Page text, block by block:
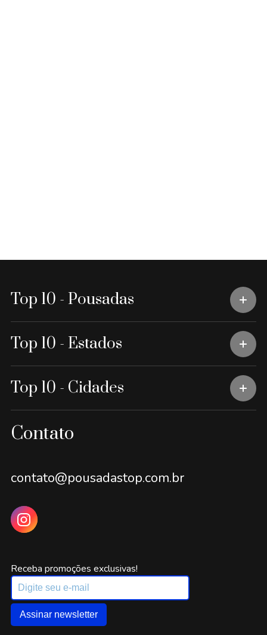
Top 10 - Pousadas
Top 10 - Estados
Top 10 - Cidades
Contato
contato@pousadastop.com.br
Receba promoções exclusivas!
Assinar newsletter